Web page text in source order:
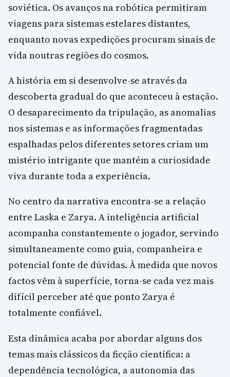
soviética. Os avanços na robótica permitiram
viagens para sistemas estelares distantes,
enquanto novas expedições procuram sinais de
vida noutras regiões do cosmos.
A história em si desenvolve-se através da
descoberta gradual do que aconteceu à estação.
O desaparecimento da tripulação, as anomalias
nos sistemas e as informações fragmentadas
espalhadas pelos diferentes setores criam um
mistério intrigante que mantém a curiosidade
viva durante toda a experiência.
No centro da narrativa encontra-se a relação
entre Laska e Zarya. A inteligência artificial
acompanha constantemente o jogador, servindo
simultaneamente como guia, companheira e
potencial fonte de dúvidas. À medida que novos
factos vêm à superfície, torna-se cada vez mais
difícil perceber até que ponto Zarya é
totalmente confiável.
Esta dinâmica acaba por abordar alguns dos
temas mais clássicos da ficção científica: a
dependência tecnológica, a autonomia das